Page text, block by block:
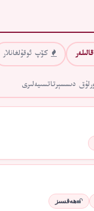
كۆپ ئوقۇلغانلار
دىسسېرتاتسىيەلىرى
ھەقسىز